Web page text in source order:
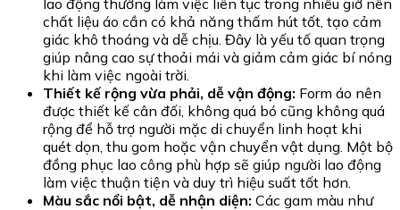
chất liệu áo cần có khả năng thấm hút tốt, tạo cảm
giác khô thoáng và dễ chịu. Đây là yếu tố quan trọng
giúp nâng cao sự thoải mái và giảm cảm giác bí nóng
khi làm việc ngoài trời.
Thiết kế rộng vừa phải, dễ vận động: Form áo nên
được thiết kế cân đối, không quá bó cũng không quá
rộng để hỗ trợ người mặc di chuyển linh hoạt khi
quét dọn, thu gom hoặc vận chuyển vật dụng. Một bộ
đồng phục lao công phù hợp sẽ giúp người lao động
làm việc thuận tiện và duy trì hiệu suất tốt hơn.
Màu sắc nổi bật, dễ nhận diện: Các gam màu như